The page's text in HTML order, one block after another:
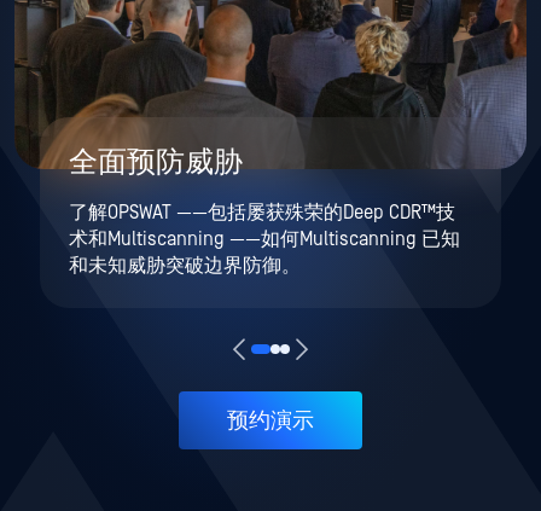
全面预防威胁
了解OPSWAT ——包括屡获殊荣的Deep CDR™技
术和Multiscanning ——如何Multiscanning 已知
和未知威胁突破边界防御。
预约演示